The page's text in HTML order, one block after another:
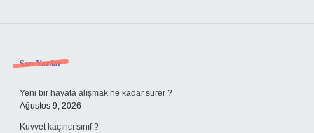
Sidebar
Son Yazılar
Yeni bir hayata alışmak ne kadar sürer ?
Ağustos 9, 2026
Kuvvet kaçıncı sınıf ?